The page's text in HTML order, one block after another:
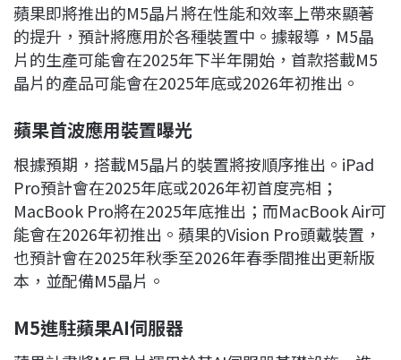
蘋果即將推出的M5晶片將在性能和效率上帶來顯著
的提升，預計將應用於各種裝置中。據報導，M5晶
片的生產可能會在2025年下半年開始，首款搭載M5
晶片的產品可能會在2025年底或2026年初推出。
蘋果首波應用裝置曝光
根據預期，搭載M5晶片的裝置將按順序推出。iPad
Pro預計會在2025年底或2026年初首度亮相；
MacBook Pro將在2025年底推出；而MacBook Air可
能會在2026年初推出。蘋果的Vision Pro頭戴裝置，
也預計會在2025年秋季至2026年春季間推出更新版
本，並配備M5晶片。
M5進駐蘋果AI伺服器